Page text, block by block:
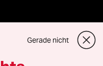
Gerade nicht